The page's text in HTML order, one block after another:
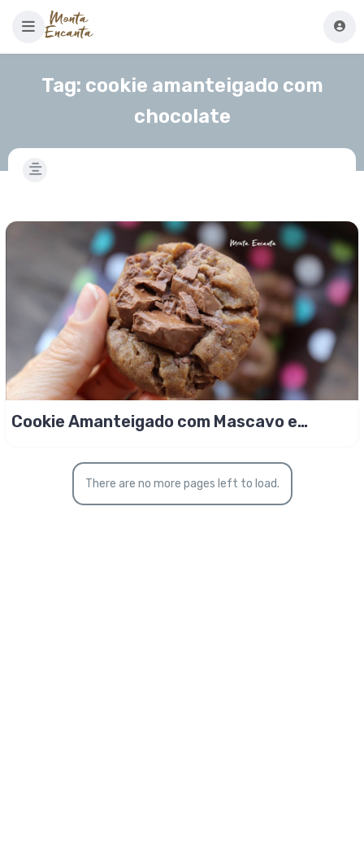
Tag: cookie amanteigado com
chocolate
Cookie Amanteigado com Mascavo e
There are no more pages left to load.